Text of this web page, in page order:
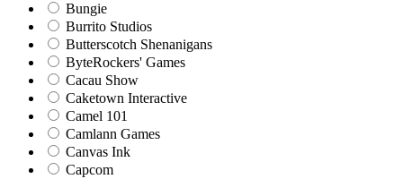
Bungie
Burrito Studios
Butterscotch Shenanigans
ByteRockers' Games
Cacau Show
Caketown Interactive
Camel 101
Camlann Games
Canvas Ink
Capcom